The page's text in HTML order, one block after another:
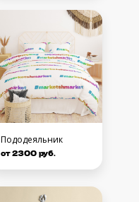
Пододеяльник
от 2300 руб.